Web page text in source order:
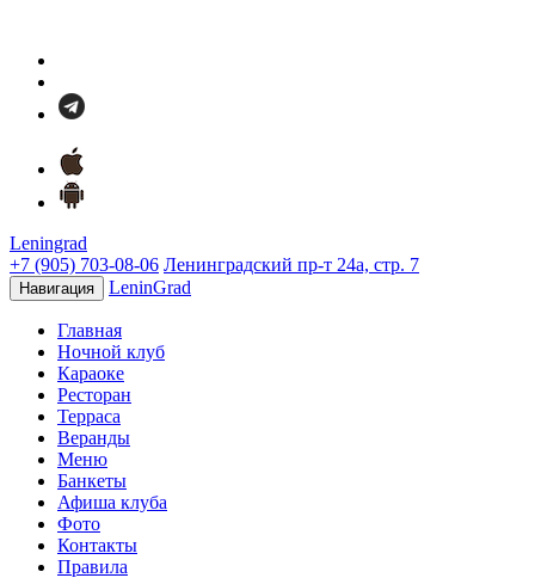
Leningrad
+7 (905) 703-08-06 Ленинградский пр-т 24а, стр. 7
Навигация LeninGrad
Главная
Ночной клуб
Караоке
Ресторан
Терраса
Веранды
Меню
Банкеты
Афиша клуба
Фото
Контакты
Правила